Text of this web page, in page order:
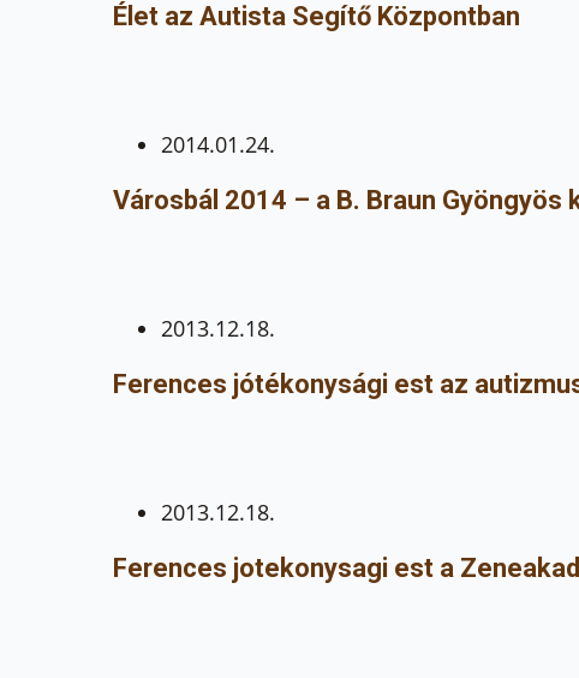
Élet az Autista Segítő Központban
2014.01.24.
Városbál 2014 – a B. Braun
2013.12.18.
Ferences jótékonysági est az
2013.12.18.
Ferences jotekonysagi est a